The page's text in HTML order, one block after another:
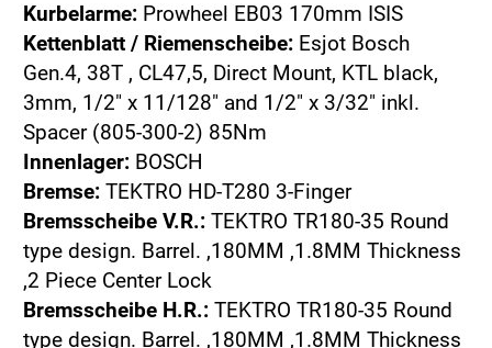
Kurbelarme: Prowheel EB03 170mm ISIS
Kettenblatt / Riemenscheibe: Esjot Bosch
Gen.4, 38T , CL47,5, Direct Mount, KTL black,
3mm, 1/2" x 11/128" and 1/2" x 3/32" inkl.
Spacer (805-300-2) 85Nm
Innenlager: BOSCH
Bremse: TEKTRO HD-T280 3-Finger
Bremsscheibe V.R.: TEKTRO TR180-35 Round
type design. Barrel. ,180MM ,1.8MM Thickness
,2 Piece Center Lock
Bremsscheibe H.R.: TEKTRO TR180-35 Round
type design. Barrel. ,180MM ,1.8MM Thickness